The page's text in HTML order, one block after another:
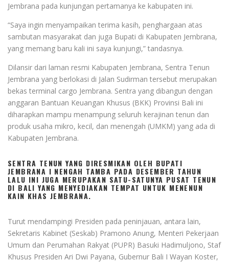
Jembrana pada kunjungan pertamanya ke kabupaten ini.
“Saya ingin menyampaikan terima kasih, penghargaan atas
sambutan masyarakat dan juga Bupati di Kabupaten Jembrana,
yang memang baru kali ini saya kunjungi,” tandasnya.
Dilansir dari laman resmi Kabupaten Jembrana, Sentra Tenun
Jembrana yang berlokasi di Jalan Sudirman tersebut merupakan
bekas terminal cargo Jembrana. Sentra yang dibangun dengan
anggaran Bantuan Keuangan Khusus (BKK) Provinsi Bali ini
diharapkan mampu menampung seluruh kerajinan tenun dan
produk usaha mikro, kecil, dan menengah (UMKM) yang ada di
Kabupaten Jembrana.
SENTRA TENUN YANG DIRESMIKAN OLEH BUPATI
JEMBRANA I NENGAH TAMBA PADA DESEMBER TAHUN
LALU INI JUGA MERUPAKAN SATU-SATUNYA PUSAT TENUN
DI BALI YANG MENYEDIAKAN TEMPAT UNTUK MENENUN
KAIN KHAS JEMBRANA.
Turut mendampingi Presiden pada peninjauan, antara lain,
Sekretaris Kabinet (Seskab) Pramono Anung, Menteri Pekerjaan
Umum dan Perumahan Rakyat (PUPR) Basuki Hadimuljono, Staf
Khusus Presiden Ari Dwi Payana, Gubernur Bali I Wayan Koster,